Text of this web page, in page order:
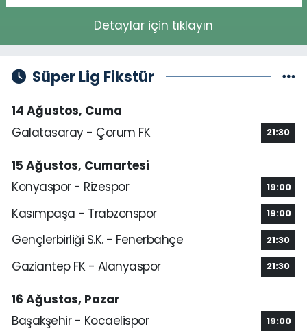
Detaylar için tıklayın
Süper Lig Fikstür
14 Ağustos, Cuma
Galatasaray - Çorum FK
21:30
15 Ağustos, Cumartesi
Konyaspor - Rizespor
19:00
Kasımpaşa - Trabzonspor 19:00
Gençlerbirliği S.K. - Fenerbahçe 21:30
Gaziantep FK - Alanyaspor 21:30
16 Ağustos, Pazar
Başakşehir - Kocaelispor
19:00